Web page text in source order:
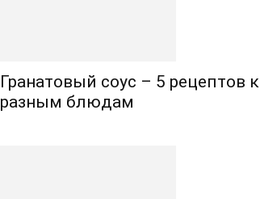
Гранатовый соус – 5 рецептов к
разным блюдам